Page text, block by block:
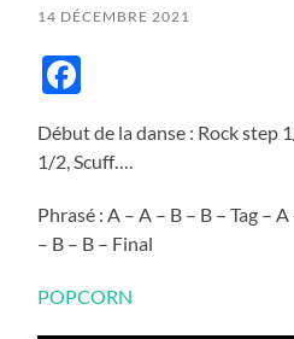
14 DÉCEMBRE 2021
Début de la danse : Rock step
1/2, Scuff….
Phrasé : A – A – B – B – Tag – A
– B – B – Final
POPCORN